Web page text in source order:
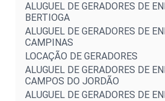
ALUGUEL DE GERADORES DE
BERTIOGA
ALUGUEL DE GERADORES DE
CAMPINAS
LOCAÇÃO DE GERADORES
ALUGUEL DE GERADORES DE
CAMPOS DO JORDÃO
ALUGUEL DE GERADORES DE